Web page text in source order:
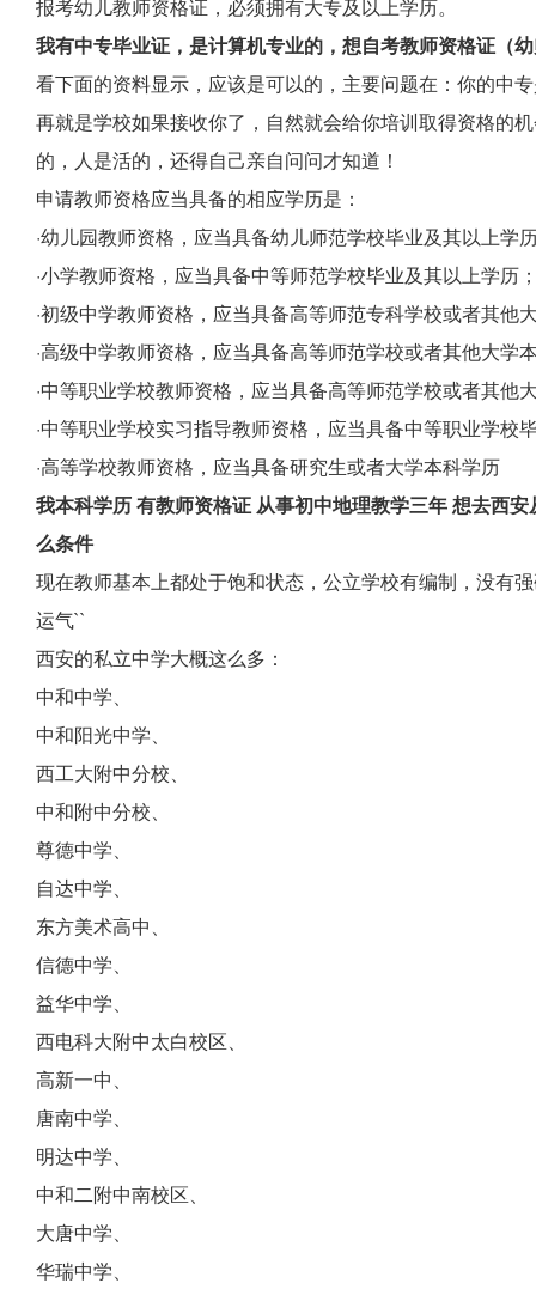
报考幼儿教师资格证，必须拥有大专及以上学历。
我有中专毕业证，是计算机专业的，想自考教师资格证（
看下面的资料显示，应该是可以的，主要问题在：你的中
再就是学校如果接收你了，自然就会给你培训取得资格的
的，人是活的，还得自己亲自问问才知道！
申请教师资格应当具备的相应学历是：
·幼儿园教师资格，应当具备幼儿师范学校毕业及其以上学
·小学教师资格，应当具备中等师范学校毕业及其以上学历
·初级中学教师资格，应当具备高等师范专科学校或者其他
·高级中学教师资格，应当具备高等师范学校或者其他大学
·中等职业学校教师资格，应当具备高等师范学校或者其他
·中等职业学校实习指导教师资格，应当具备中等职业学校
·高等学校教师资格，应当具备研究生或者大学本科学历
我本科学历 有教师资格证 从事初中地理教学三年 想去西
么条件
现在教师基本上都处于饱和状态，公立学校有编制，没有
运气``
西安的私立中学大概这么多：
中和中学、
中和阳光中学、
西工大附中分校、
中和附中分校、
尊德中学、
自达中学、
东方美术高中、
信德中学、
益华中学、
西电科大附中太白校区、
高新一中、
唐南中学、
明达中学、
中和二附中南校区、
大唐中学、
华瑞中学、